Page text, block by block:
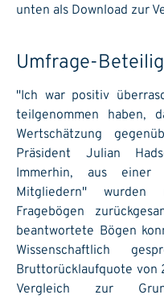
unten als Download zur
Umfrage-
"Ich war positiv
teilgenommen haben,
Wertschätzung
Präsident Julian
Immerhin, aus einer
Mitgliedern" wurden
Fragebögen
beantwortete Bögen
Wissenschaftlich
Bruttorücklaufquote von
Vergleich zur